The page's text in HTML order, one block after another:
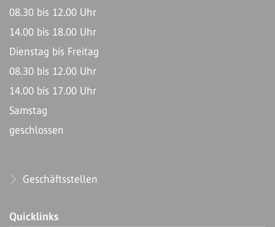
08.30 bis 12.00 Uhr
14.00 bis 18.00 Uhr
Dienstag bis Freitag
08.30 bis 12.00 Uhr
14.00 bis 17.00 Uhr
Samstag
geschlossen
Geschäftsstellen
Quicklinks